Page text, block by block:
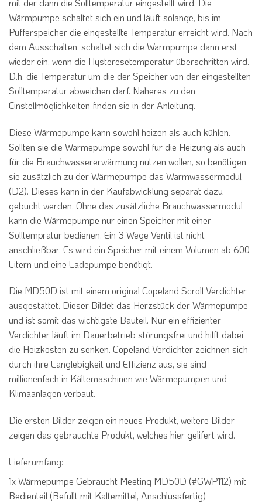
mit der dann die Solltemperatur eingestellt wird. Die
Wärmpumpe schaltet sich ein und läuft solange, bis im
Pufferspeicher die eingestellte Temperatur erreicht wird. Nach
dem Ausschalten, schaltet sich die Wärmpumpe dann erst
wieder ein, wenn die Hysteresetemperatur überschritten wird.
D.h. die Temperatur um die der Speicher von der eingestellten
Solltemperatur abweichen darf. Näheres zu den
Einstellmöglichkeiten finden sie in der Anleitung.
Diese Wärmepumpe kann sowohl heizen als auch kühlen.
Sollten sie die Wärmepumpe sowohl für die Heizung als auch
für die Brauchwassererwärmung nutzen wollen, so benötigen
sie zusätzlich zu der Wärmepumpe das Warmwassermodul
(D2). Dieses kann in der Kaufabwicklung separat dazu
gebucht werden. Ohne das zusätzliche Brauchwassermodul
kann die Wärmepumpe nur einen Speicher mit einer
Solltempratur bedienen. Ein 3 Wege Ventil ist nicht
anschließbar. Es wird ein Speicher mit einem Volumen ab 600
Litern und eine Ladepumpe benötigt.
Die MD50D ist mit einem original Copeland Scroll Verdichter
ausgestattet. Dieser Bildet das Herzstück der Wärmepumpe
und ist somit das wichtigste Bauteil. Nur ein effizienter
Verdichter läuft im Dauerbetrieb störungsfrei und hilft dabei
die Heizkosten zu senken. Copeland Verdichter zeichnen sich
durch ihre Langlebigkeit und Effizienz aus, sie sind
millionenfach in Kältemaschinen wie Wärmepumpen und
Klimaanlagen verbaut.
Die ersten Bilder zeigen ein neues Produkt, weitere Bilder
zeigen das gebrauchte Produkt, welches hier gelifert wird.
Lieferumfang:
1x Wärmepumpe Gebraucht Meeting MD50D (#GWP112) mit
Bedienteil (Befüllt mit Kältemittel, Anschlussfertig)